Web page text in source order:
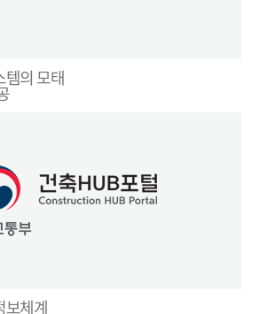
템의 모태
보체계